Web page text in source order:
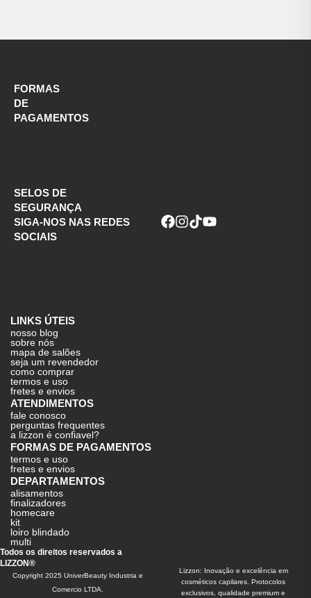
FORMAS
DE
PAGAMENTOS
SELOS DE
SEGURANÇA
SIGA-NOS NAS REDES
SOCIAIS
LINKS ÚTEIS
nosso blog
sobre nós
mapa de salões
seja um revendedor
como comprar
termos e uso
fretes e envios
ATENDIMENTOS
fale conosco
perguntas frequentes
a lizzon é confiavel?
FORMAS DE PAGAMENTOS
termos e uso
fretes e envios
DEPARTAMENTOS
alisamentos
finalizadores
homecare
kit
loiro blindado
multi
Todos os direitos reservados a
LIZZON®
Copyright 2025 UniverBeauty Industria e
Comercio LTDA.
Lizzon: Inovação e excelência em
cosméticos capilares. Protocolos
exclusivos, qualidade premium e